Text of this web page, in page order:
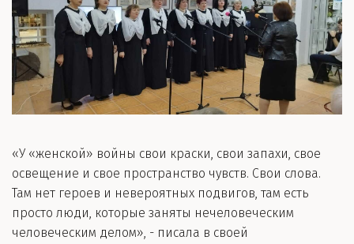
«У «женской» войны свои краски, свои запахи, свое
освещение и свое пространство чувств. Свои слова.
Там нет героев и невероятных подвигов, там есть
просто люди, которые заняты нечеловеческим
человеческим делом», - писала в своей